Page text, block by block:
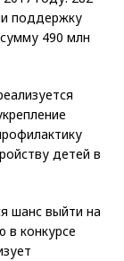
поддержку
490 млн
детей в
шанс выйти на
в конкурсе